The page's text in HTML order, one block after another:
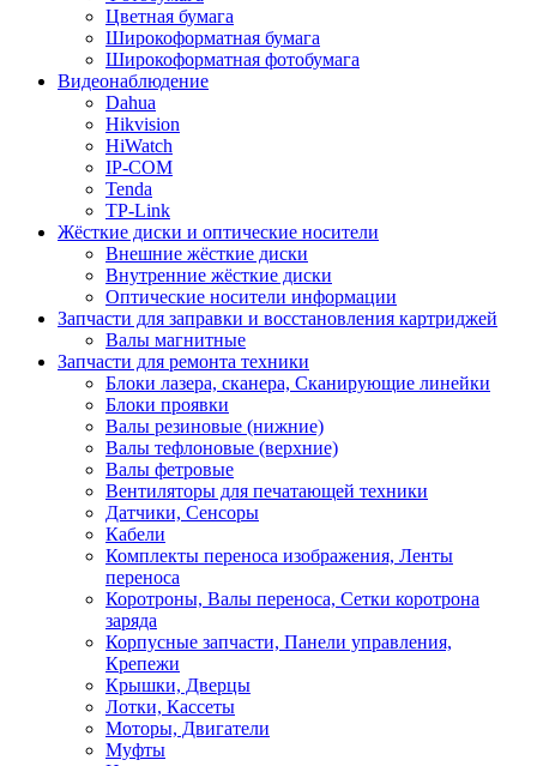
Цветная бумага
Широкоформатная бумага
Широкоформатная фотобумага
Видеонаблюдение
Dahua
Hikvision
HiWatch
IP-COM
Tenda
TP-Link
Жёсткие диски и оптические носители
Внешние жёсткие диски
Внутренние жёсткие диски
Оптические носители информации
Запчасти для заправки и восстановления картриджей
Валы магнитные
Запчасти для ремонта техники
Блоки лазера, сканера, Сканирующие линейки
Блоки проявки
Валы резиновые (нижние)
Валы тефлоновые (верхние)
Валы фетровые
Вентиляторы для печатающей техники
Датчики, Сенсоры
Кабели
Комплекты переноса изображения, Ленты
переноса
Коротроны, Валы переноса, Сетки коротрона
заряда
Корпусные запчасти, Панели управления,
Крепежи
Крышки, Дверцы
Лотки, Кассеты
Моторы, Двигатели
Муфты